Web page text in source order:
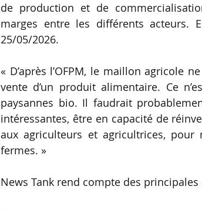
de production et de
marges entre les différents acteurs.
25/05/2026.
« D’après l’OFPM, le maillon agricole
vente d’un produit alimentaire. Ce
paysannes bio. Il faudrait
intéressantes, être en capacité de
aux agriculteurs et agricultrices, pour
fermes. »
News Tank rend compte des